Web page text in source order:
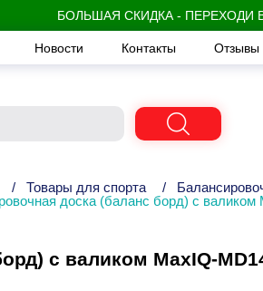
БОЛЬШАЯ СКИДКА - ПЕРЕХОДИ
Новости Контакты Отзывы
/ Товары для спорта /
доска (баланс борд) с валиком
с валиком MaxIQ-